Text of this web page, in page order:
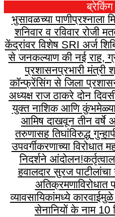
भुसावळच्या पाणीप्रश्नाला
शनिवार व रविवार रोजी
केंद्रांवर विशेष SRI अर्ज
से जनकल्याण की नई राह,
प्रशासनप्रभारी मंत्री
कॉन्फ्रेंसिंग से जिला
अध्यक्ष राज ठाकरे दोन
युक्त नाशिक आणि
आमिष दाखवून तीन वर्षे
तरुणासह तिघांविरुद्ध गुन्हा
उपवर्गीकरणाच्या
निदर्शने आंदोलन!
हवालदार सुरज पाटीलांचा
अतिक्रमणाविरोधात
व्यावसायिकांमध्ये
सेनानियों के नाम 10